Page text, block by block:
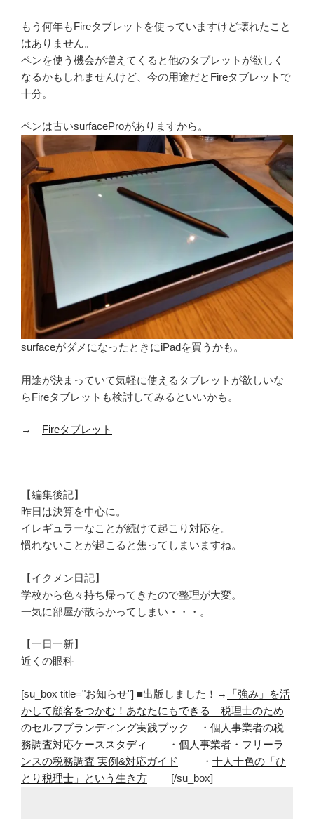
もう何年もFireタブレットを使っていますけど壊れたこと
はありません。
ペンを使う機会が増えてくると他のタブレットが欲しく
なるかもしれませんけど、今の用途だとFireタブレットで
十分。
ペンは古いsurfaceProがありますから。
surfaceがダメになったときにiPadを買うかも。
用途が決まっていて気軽に使えるタブレットが欲しいな
らFireタブレットも検討してみるといいかも。
→ Fireタブレット
【編集後記】
昨日は決算を中心に。
イレギュラーなことが続けて起こり対応を。
慣れないことが起こると焦ってしまいますね。
【イクメン日記】
学校から色々持ち帰ってきたので整理が大変。
一気に部屋が散らかってしまい・・・。
【一日一新】
近くの眼科
[su_box title="お知らせ"] ■出版しました！→
「強み」を活
かして顧客をつかむ！あなたにもできる 税理士のため
のセルフブランディング実践ブック
・ 個人事業者の税
務調査対応ケーススタディ
・ 個人事業者・フリーラ
ンスの税務調査 実例&対応ガイド
・ 十人十色の「ひ
とり税理士」という生き方 [/su_box]